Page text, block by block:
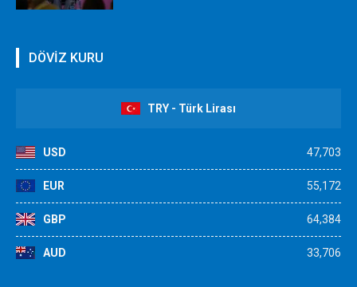
DÖVİZ KURU
TRY - Türk Lirası
USD 47,703
EUR 55,172
GBP 64,384
AUD 33,706